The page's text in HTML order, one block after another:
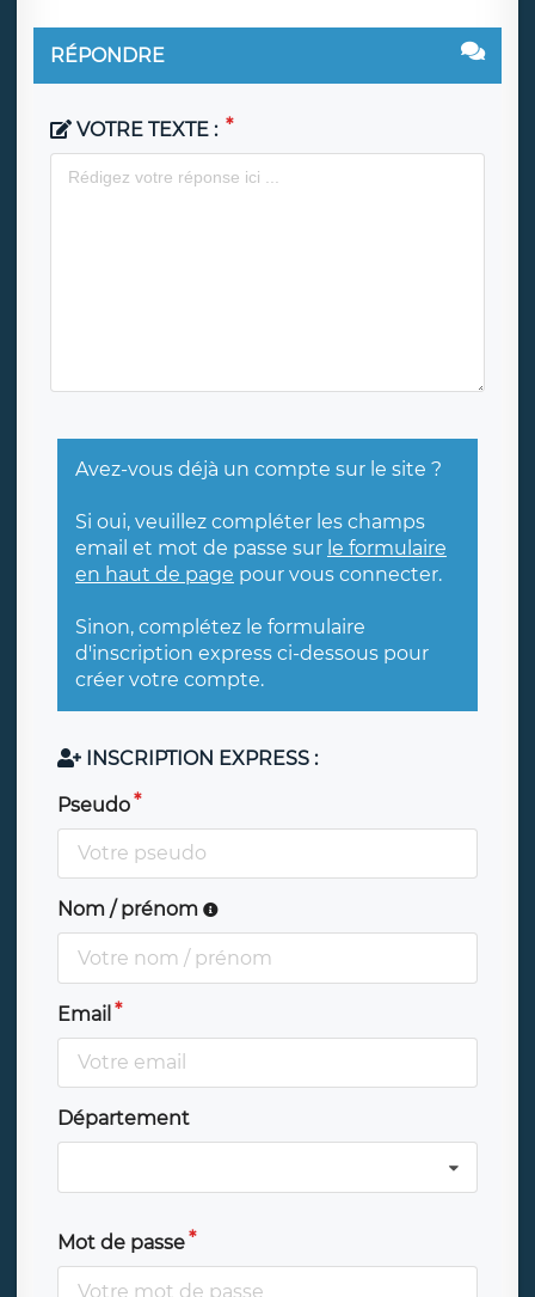
RÉPONDRE
VOTRE TEXTE :
Avez-vous déjà un compte sur le site ?
Si oui, veuillez compléter les champs
email et mot de passe sur le formulaire
en haut de page pour vous connecter.
Sinon, complétez le formulaire
d'inscription express ci-dessous pour
créer votre compte.
INSCRIPTION EXPRESS :
Pseudo
Nom / prénom
Email
Département
Mot de passe